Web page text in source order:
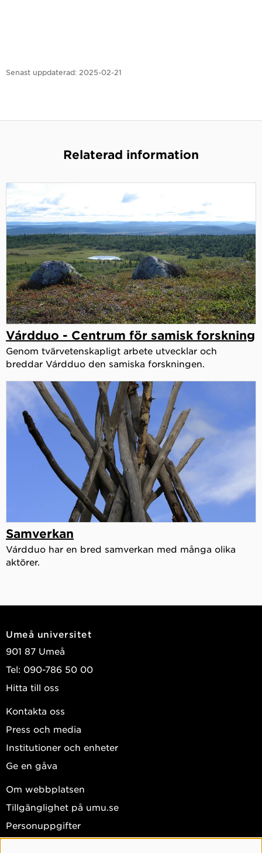
Senast uppdaterad: 2025-02-21
Relaterad information
Várdduo - Centrum för samisk forskning
Genom tvärvetenskapligt arbete utvecklar och
breddar Várdduo den samiska forskningen.
Samverkan
Várdduo har en bred samverkan med många olika
aktörer.
Umeå universitet
901 87 Umeå
Tel: 090-786 50 00
Hitta till oss
Kontakta oss
Press och media
Institutioner och enheter
Ge en gåva
Om webbplatsen
Tillgänglighet på umu.se
Personuppgifter